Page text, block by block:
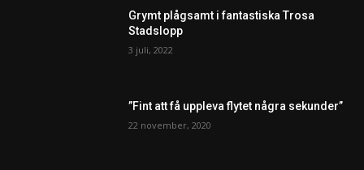
Grymt plågsamt i fantastiska Trosa
Stadslopp
3 juli, 2022
”Fint att få uppleva flytet några sekunder”
22 november, 2020